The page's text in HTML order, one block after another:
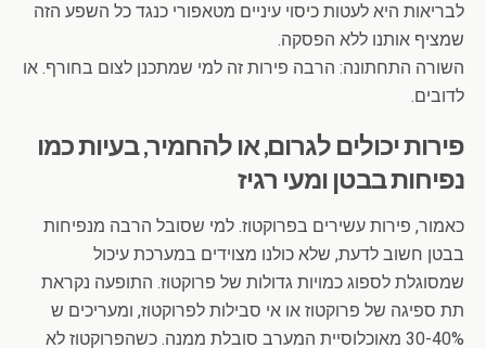
לבריאות היא לעטות כיסוי עיניים מטאפורי כנגד כל השפע הזה
שמציף אותנו ללא הפסקה.
השורה התחתונה: הרבה פירות זה למי שמתכנן לצום בחורף. או
לדובים.
פירות יכולים לגרום, או להחמיר, בעיות כמו
נפיחות בבטן ומעי רגיז
כאמור, פירות עשירים בפרוקטוז. למי שסובל הרבה מנפיחות
בבטן חשוב לדעת, שלא כולנו מצוידים במערכת עיכול
שמסוגלת לספוג כמויות גדולות של פרוקטוז. התופעה נקראת
תת ספיגה של פרוקטוז או אי סבילות לפרוקטוז, ומעריכים ש
30-40% מאוכלוסיית המערב סובלת ממנה. כשהפרוקטוז לא